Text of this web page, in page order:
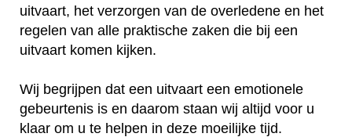
uitvaart, het verzorgen van de overledene en het
regelen van alle praktische zaken die bij een
uitvaart komen kijken.
Wij begrijpen dat een uitvaart een emotionele
gebeurtenis is en daarom staan wij altijd voor u
klaar om u te helpen in deze moeilijke tijd.